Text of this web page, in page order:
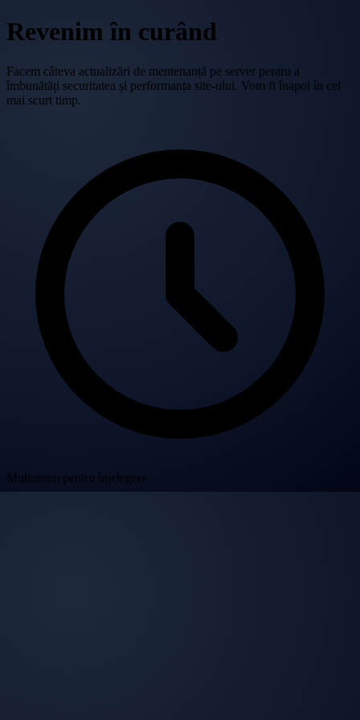
Revenim în curând
Facem câteva actualizări de mentenanță pe server pentru a
îmbunătăți securitatea și performanța site-ului. Vom fi înapoi în cel
mai scurt timp.
Mulțumim pentru înțelegere